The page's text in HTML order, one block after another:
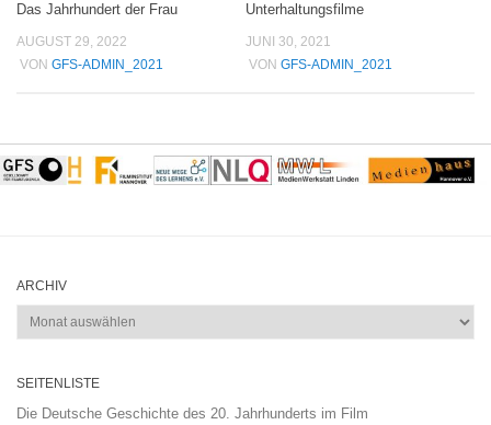
Das Jahrhundert der Frau
AUGUST 29, 2022
VON GFS-ADMIN_2021
Unterhaltungsfilme
JUNI 30, 2021
VON GFS-ADMIN_2021
ARCHIV
Archiv
SEITENLISTE
Die Deutsche Geschichte des 20. Jahrhunderts im Film